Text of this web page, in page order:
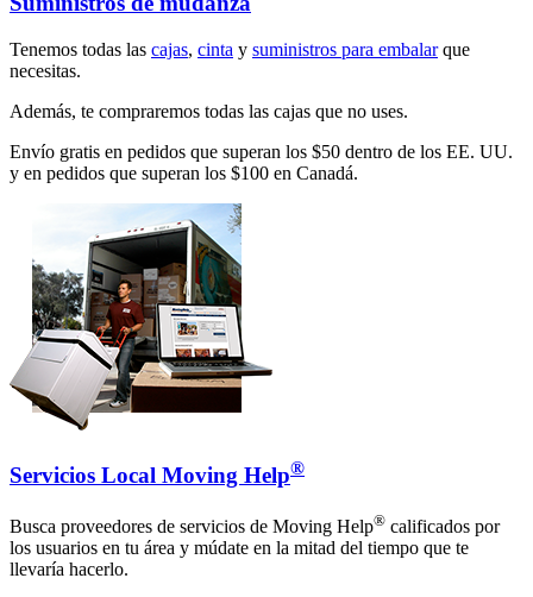
Tenemos todas las cajas, cinta y suministros para embalarque
necesitas.
Además, te compraremos todas las cajas que no uses.
Envío gratis en pedidos que superan los $50 dentro de los EE. UU.
y en pedidos que superan los $100 en Canadá.
Servicios Local Moving Help®
Busca proveedores de servicios de Moving Help® calificados por
los usuarios en tu área y múdate en la mitad del tiempo que te
llevaría hacerlo.